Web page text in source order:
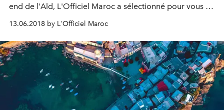
end de l'Aïd, L'Officiel Maroc a sélectionné pour vous 5
destinations hors de votre zone de confort. Tour
13.06.2018 by L'Officiel Maroc